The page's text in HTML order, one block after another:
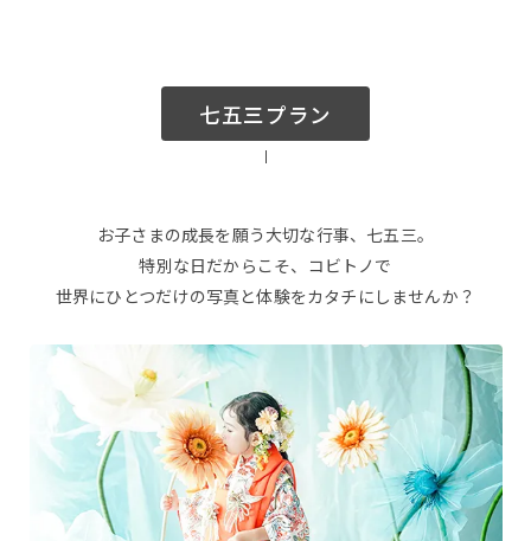
スタッフ紹介
撮影・商品について
撮影プラン
撮影の流れ
七五三プラン
お子さまの成長を願う大切な行事、七五三。
特別な日だからこそ、コビトノで
世界にひとつだけの写真と体験をカタチにしませんか？